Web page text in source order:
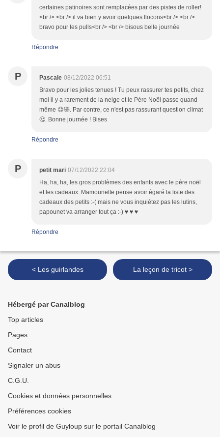
certaines patinoires sont remplacées par des pistes de roller!
<br /> <br /> il va bien y avoir quelques flocons<br /> <br />
bravo pour les pulls<br /> <br /> bisous belle journée
Répondre
P Pascale 08/12/2022 06:51
Bravo pour les jolies tenues ! Tu peux rassurer tes petits, chez
moi il y a rarement de la neige et le Père Noël passe quand
même 😉🤣. Par contre, ce n'est pas rassurant question climat
🤔. Bonne journée ! Bises
Répondre
P petit mari 07/12/2022 22:04
Ha, ha, ha, les gros problèmes des enfants avec le père noël
et les cadeaux. Mamounette pense avoir égaré la liste des
cadeaux des petits :-( mais ne vous inquiétez pas les lutins,
papounet va arranger tout ça :-) ♥ ♥ ♥
Répondre
< Les guirlandes La leçon de tricot >
Hébergé par Canalblog
Top articles
Pages
Contact
Signaler un abus
C.G.U.
Cookies et données personnelles
Préférences cookies
Voir le profil de Guyloup sur le portail Canalblog